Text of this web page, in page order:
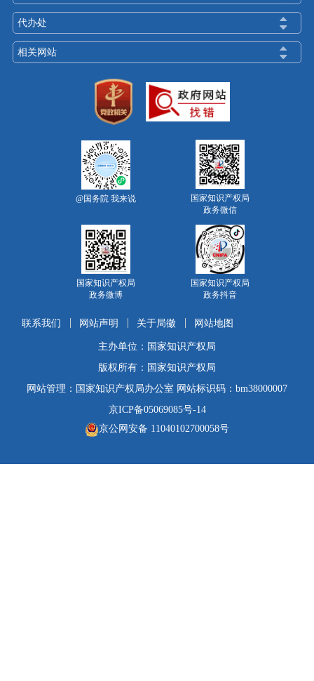
代办处
相关网站
@国务院 我来说
国家知识产权局
政务微信
国家知识产权局
政务微博
国家知识产权局
政务抖音
联系我们 网站声明 关于局徽 网站地图
主办单位：国家知识产权局
版权所有：国家知识产权局
网站管理：国家知识产权局办公室 网站标识码：bm38000007
京ICP备05069085号-14
京公网安备 11040102700058号